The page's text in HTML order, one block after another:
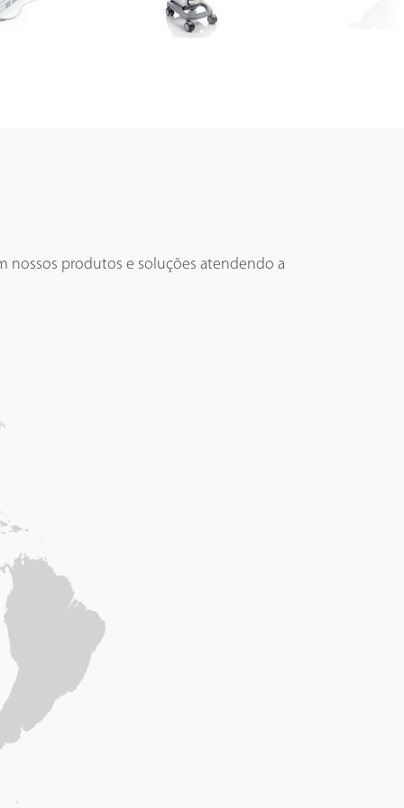
nossos produtos e soluções atendendo a